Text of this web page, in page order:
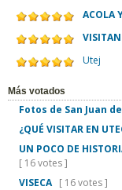
ACOLA
Utej
Más votados
Fotos de San Juan
¿QUÉ VISITAR EN
UN POCO DE
[ 16 votes ]
VISECA [ 16 votes ]